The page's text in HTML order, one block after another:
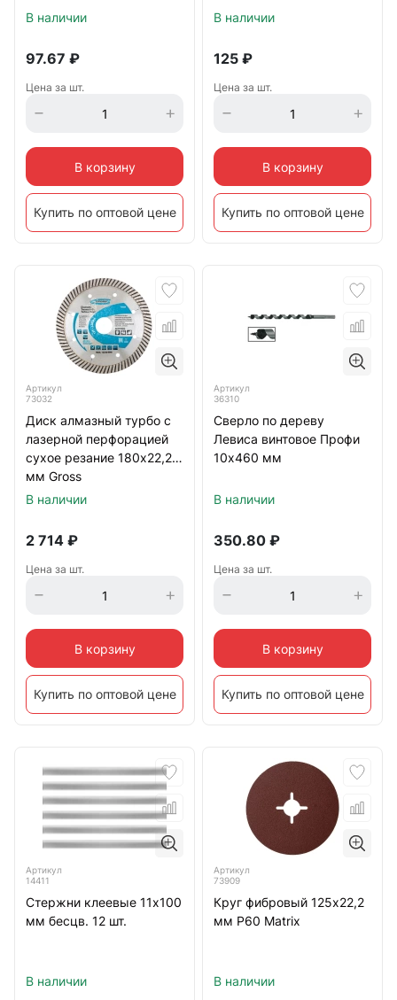
В наличии
97.67 ₽
Цена за шт.
В корзину
Купить по оптовой цене
В наличии
125 ₽
Цена за шт.
В корзину
Купить по оптовой цене
Артикул
73032
Диск алмазный турбо с
лазерной перфорацией
сухое резание 180х22,2
мм Gross
В наличии
2 714 ₽
Цена за шт.
В корзину
Купить по оптовой цене
Артикул
36310
Сверло по дереву
Левиса винтовое Профи
10х460 мм
В наличии
350.80 ₽
Цена за шт.
В корзину
Купить по оптовой цене
Артикул
14411
Стержни клеевые 11х100
мм бесцв. 12 шт.
В наличии
Артикул
73909
Круг фибровый 125х22,2
мм Р60 Matrix
В наличии